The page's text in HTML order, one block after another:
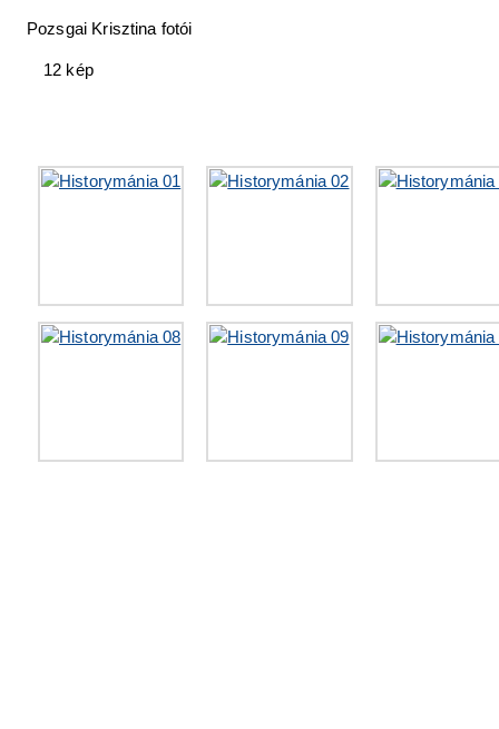
Pozsgai Krisztina fotói
12 kép